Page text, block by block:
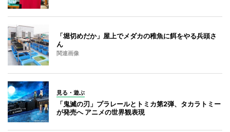
「堀切めだか」屋上でメダカの稚魚に餌をやる兵頭さ
ん
関連画像
見る・遊ぶ
「鬼滅の刃」プラレールとトミカ第2弾、タカラトミー
が発売へ アニメの世界観表現